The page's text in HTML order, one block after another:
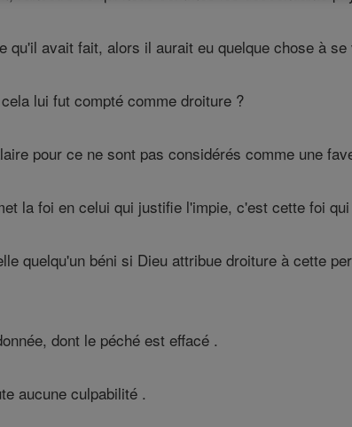
qu'il avait fait, alors il aurait eu quelque chose à
lui fut compté comme droiture ?
pour ce ne sont pas considérés comme une
la foi en celui qui justifie l'impie, c'est cette foi
quelqu'un béni si Dieu attribue droiture à cette
dont le péché est effacé .
aucune culpabilité .